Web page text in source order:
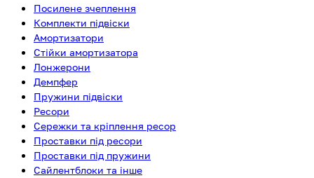
Посилене зчеплення
Комплекти підвіски
Амортизатори
Стійки амортизатора
Лонжерони
Демпфер
Пружини підвіски
Ресори
Сережки та кріплення ресор
Проставки під ресори
Проставки під пружини
Сайлентблоки та інше